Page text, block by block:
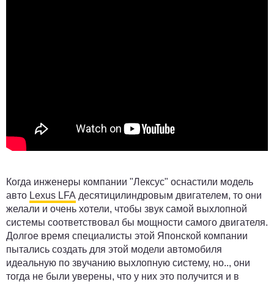
Когда инженеры компании "Лексус" оснастили модель
авто Lexus LFA десятицилиндровым двигателем, то они
желали и очень хотели, чтобы звук самой выхлопной
системы соответствовал бы мощности самого двигателя.
Долгое время специалисты этой Японской компании
пытались создать для этой модели автомобиля
идеальную по звучанию выхлопную систему, но.., они
тогда не были уверены, что у них это получится и в